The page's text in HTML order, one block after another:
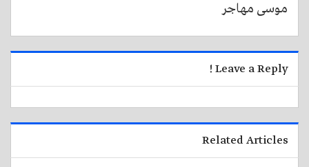
موسی مهاجر
Leave a Reply !
Related Articles